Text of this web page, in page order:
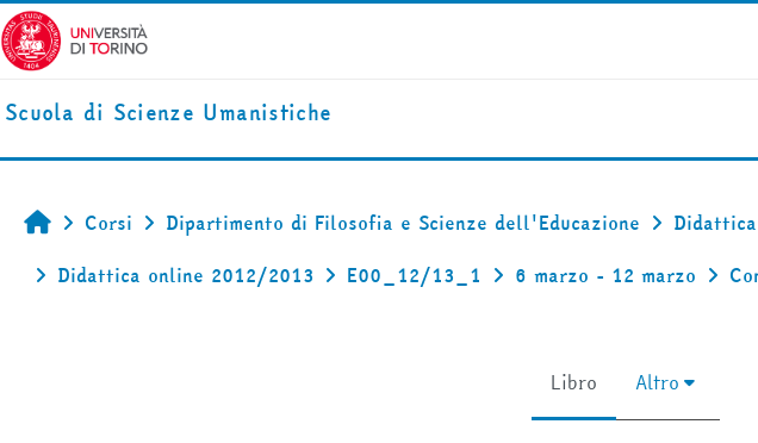
Vai al contenuto principale
Scuola di Scienze Umanistiche
Home
Corsi Dipartimento di Filosofia e Scienze dell'Educazione
Didattica online 2012/2013
E00_12/13_1 6 marzo - 12 marzo
Libro Altro